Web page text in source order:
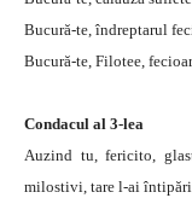
Bucură-te, îndreptarul
Bucură-te, Filotee,
Condacul al 3-lea
Auzind tu, fericito,
milostivi, tare l-ai